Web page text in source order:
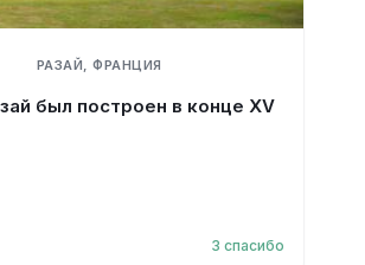
РАЗАЙ, ФРАНЦИЯ
был построен в конце XV
3 спасибо